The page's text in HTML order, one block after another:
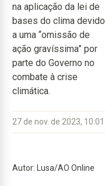
na aplicação da lei de
bases do clima devido
a uma “omissão de
ação gravíssima” por
parte do Governo no
combate à crise
climática.
27 de nov. de 2023, 10:01
Autor: Lusa/AO Online